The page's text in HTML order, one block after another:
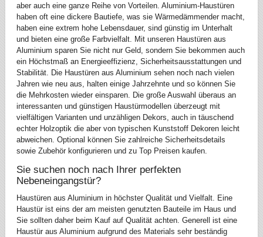
aber auch eine ganze Reihe von Vorteilen. Aluminium-Haustüren
haben oft eine dickere Bautiefe, was sie Wärmedämmender macht,
haben eine extrem hohe Lebensdauer, sind günstig im Unterhalt
und bieten eine große Farbvielfalt. Mit unseren Haustüren aus
Aluminium sparen Sie nicht nur Geld, sondern Sie bekommen auch
ein Höchstmaß an Energieeffizienz, Sicherheitsausstattungen und
Stabilität. Die Haustüren aus Aluminium sehen noch nach vielen
Jahren wie neu aus, halten einige Jahrzehnte und so können Sie
die Mehrkosten wieder einsparen. Die große Auswahl überaus an
interessanten und günstigen Haustürmodellen überzeugt mit
vielfältigen Varianten und unzähligen Dekors, auch in täuschend
echter Holzoptik die aber von typischen Kunststoff Dekoren leicht
abweichen. Optional können Sie zahlreiche Sicherheitsdetails
sowie Zubehör konfigurieren und zu Top Preisen kaufen.
Sie suchen noch nach Ihrer perfekten
Nebeneingangstür?
Haustüren aus Aluminium in höchster Qualität und Vielfalt. Eine
Haustür ist eins der am meisten genutzten Bauteile im Haus und
Sie sollten daher beim Kauf auf Qualität achten. Generell ist eine
Haustür aus Aluminium aufgrund des Materials sehr beständig